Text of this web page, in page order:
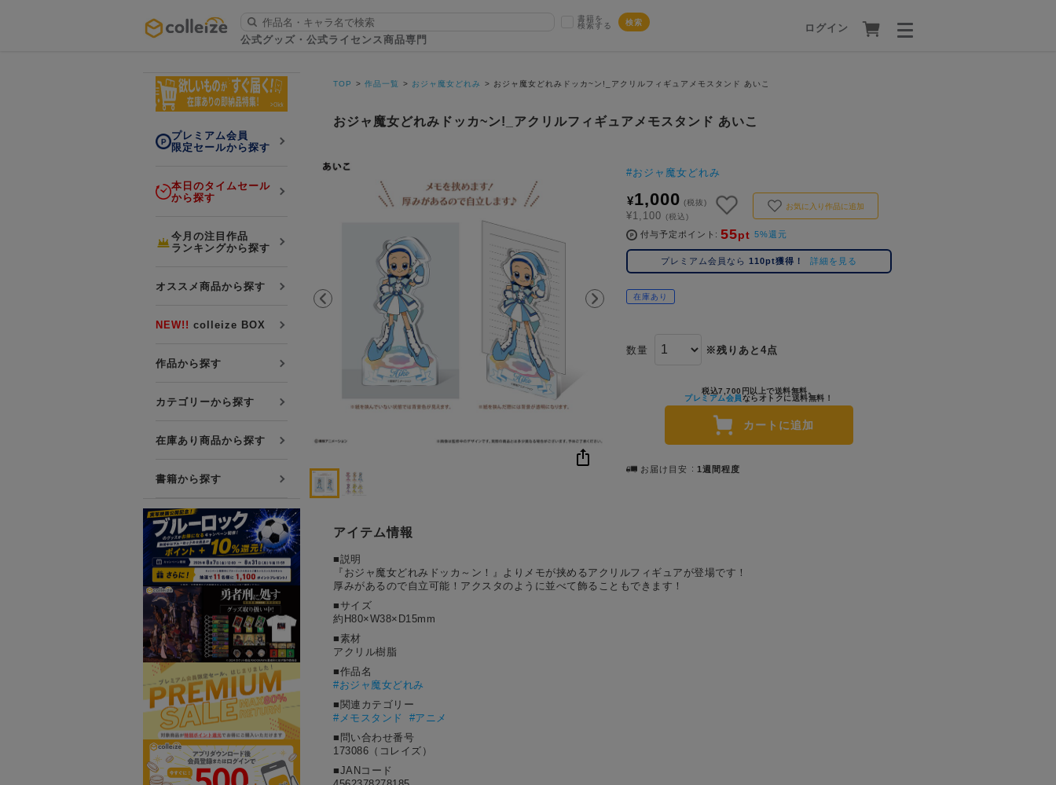
公式グッズ・公式ライセンス商品専門
書籍を
検索する
検索 ログイン
ログイン・会員登録
初回アプリ利用限定！500ptプレ
詳細
「お取寄せ商品」と「お取寄せ手数料」
プレミアム会員について
プレミアム会員
限定セールから探す
本日のタイムセール
から探す
今月の注目作品
ランキングから探す
オススメ商品から探す
NEW!! colleize BOX
作品から探す
カテゴリーから探す
在庫あり商品から探す
書籍から探す
TOP 作品一覧 おジャ魔女どれみ おジャ魔女どれみドッカ~ン!_アクリルフィギュアメモスタンド あいこ
おジャ魔女どれみドッカ~ン!_アクリルフィギュアメモスタンド あいこ
#おジャ魔女どれみ
¥1,000 (税抜)
¥1,100 (税込)
お気に入り作品に追加
付与予定ポイント 55pt 5%還元
プレミアム会員なら 110pt獲得！ 詳細を見る
在庫あり
数量 ※残りあと4点
税込7,700円以上で送料無料。
プレミアム会員ならオトクに送料無料！
カートに追加
お届け目安 1週間程度
アイテム情報
■説明
『おジャ魔女どれみドッカ～ン！』よりメモが挟めるアクリルフィギュアが登場です！
厚みがあるので自立可能！アクスタのように並べて飾ることもできます！
■サイズ
約H80×W38×D15mm
■素材
アクリル樹脂
■作品名
#おジャ魔女どれみ
■関連カテゴリー
#メモスタンド
#アニメ
■問い合わせ番号
173086（コレイズ）
■JANコード